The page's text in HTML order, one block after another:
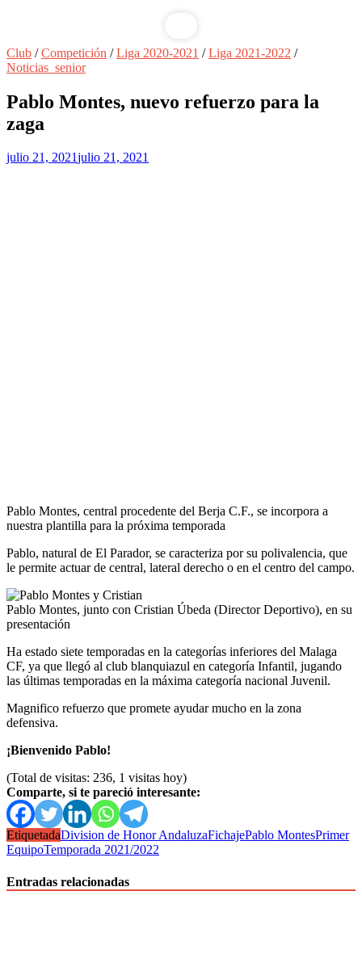
Club /Competición /Liga 2020-2021 /Liga 2021-2022 /
Noticias_senior
Pablo Montes, nuevo refuerzo para la
zaga
julio 21, 2021julio 21, 2021
Pablo Montes, central procedente del Berja C.F., se incorpora a
nuestra plantilla para la próxima temporada
Pablo, natural de El Parador, se caracteriza por su polivalencia, que
le permite actuar de central, lateral derecho o en el centro del campo.
Pablo Montes, junto con Cristian Úbeda (Director Deportivo), en su
presentación
Ha estado siete temporadas en la categorías inferiores del Malaga
CF, ya que llegó al club blanquiazul en categoría Infantil, jugando
las últimas temporadas en la máxima categoría nacional Juvenil.
Magnifico refuerzo que promete ayudar mucho en la zona
defensiva.
¡Bienvenido Pablo!
(Total de visitas: 236, 1 visitas hoy)
Comparte, si te pareció interesante:
EtiquetadaDivision de Honor AndaluzaFichajePablo MontesPrimer
EquipoTemporada 2021/2022
Entradas relacionadas